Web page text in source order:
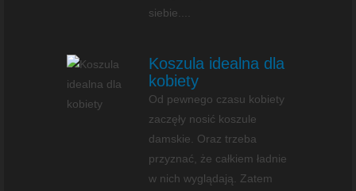
siebie....
Koszula idealna dla
kobiety
Od pewnego czasu kobiety
zaczęły nosić koszule
damskie. Oraz trzeba
przyznać, że całkiem ładnie
w nich wyglądają. Zatem